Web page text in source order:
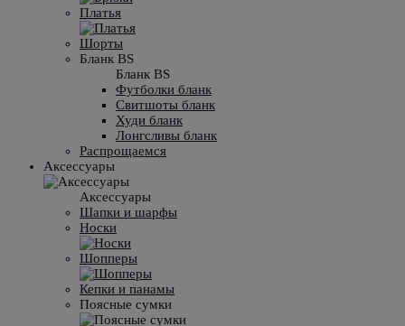
Платья
Шорты
Бланк BS
Бланк BS
Футболки бланк
Свитшоты бланк
Худи бланк
Лонгсливы бланк
Распрощаемся
Аксессуары
Аксессуары
Шапки и шарфы
Носки
Шопперы
Кепки и панамы
Поясные сумки